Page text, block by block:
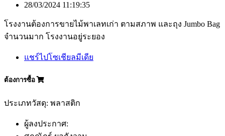
28/03/2024 11:19:35
โรงงานต้องการขายไม้พาเลทเก่า ตามสภาพ และถุง Jumbo Bag
จำนวนมาก โรงงานอยู่ระยอง
แชร์ไปโซเชียลมีเดีย
ต้องการซื้อ
ประเภทวัสดุ: พลาสติก
ผู้ลงประกาศ: